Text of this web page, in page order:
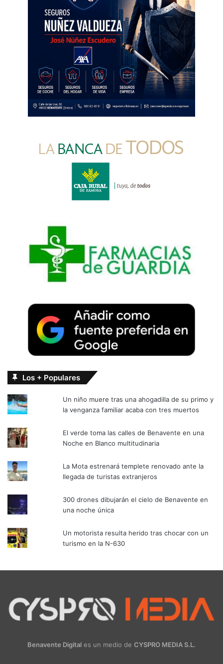
Los + Populares
Un niño muere tras una ahogadilla de su primo y
la venganza familiar acaba con tres muertos
El verde toma las calles de Benavente en una
Noche en Blanco multitudinaria
La Mota estrenará templete renovado ante la
llegada de turistas extranjeros
300 drones dibujarán el cielo de Benavente en
una noche única
Un motorista resulta herido tras chocar con un
turismo en la N-630
Benavente Digital es un medio de CYSPRO MEDIA S.L.